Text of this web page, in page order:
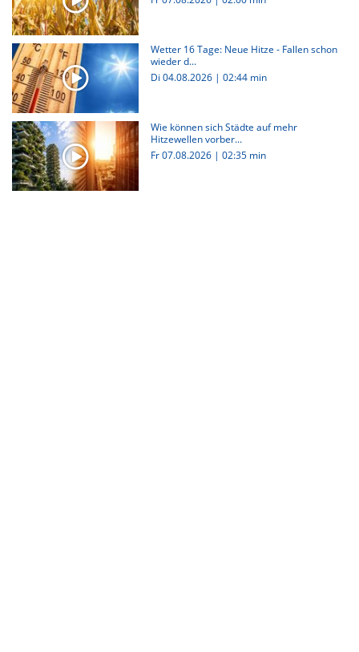
Wetter 16 Tage: Neue Hitze - Fallen schon
wieder d...
Di 04.08.2026 | 02:44 min
Wie können sich Städte auf mehr
Hitzewellen vorber...
Fr 07.08.2026 | 02:35 min